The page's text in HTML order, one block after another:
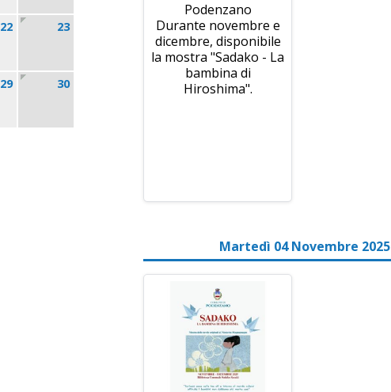
22 23
29 30
Podenzano
Durante novembre e
dicembre, disponibile
la mostra "Sadako - La
bambina di
Hiroshima".
Martedì 04 Novembre 2025